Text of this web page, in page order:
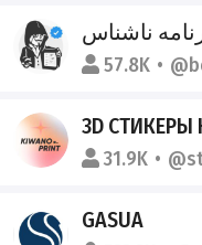
ناشناس
57.8K
3D
31.9K
GASUA